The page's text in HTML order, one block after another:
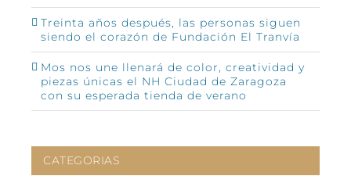
Treinta años después, las personas siguen
siendo el corazón de Fundación El Tranvía
Mos nos une llenará de color, creatividad y
piezas únicas el NH Ciudad de Zaragoza
con su esperada tienda de verano
CATEGORIAS